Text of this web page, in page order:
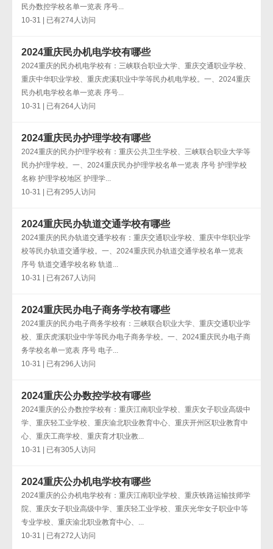
民办数控学校名单一览表 序号...
10-31 | 已有274人访问
2024重庆民办机电学校有哪些
2024重庆的民办机电学校有：三峡联合职业大学、重庆交通职业学校、
重庆中华职业学校、重庆虎溪职业中学等民办机电学校。一、2024重庆
民办机电学校名单一览表 序号...
10-31 | 已有264人访问
2024重庆民办护理学校有哪些
2024重庆的民办护理学校有：重庆公共卫生学校、三峡联合职业大学等
民办护理学校。一、2024重庆民办护理学校名单一览表 序号 护理学校
名称 护理学校地区 护理学...
10-31 | 已有295人访问
2024重庆民办轨道交通学校有哪些
2024重庆的民办轨道交通学校有：重庆交通职业学校、重庆中华职业学
校等民办轨道交通学校。一、2024重庆民办轨道交通学校名单一览表
序号 轨道交通学校名称 轨道...
10-31 | 已有267人访问
2024重庆民办电子商务学校有哪些
2024重庆的民办电子商务学校有：三峡联合职业大学、重庆交通职业学
校、重庆虎溪职业中学等民办电子商务学校。一、2024重庆民办电子商
务学校名单一览表 序号 电子...
10-31 | 已有296人访问
2024重庆公办数控学校有哪些
2024重庆的公办数控学校有：重庆江南职业学校、重庆女子职业高级中
学、重庆轻工业学校、重庆渝北职业教育中心、重庆开州区职业教育中
心、重庆工商学校、重庆育才职业教...
10-31 | 已有305人访问
2024重庆公办机电学校有哪些
2024重庆的公办机电学校有：重庆江南职业学校、重庆铁路运输技师学
院、重庆女子职业高级中学、重庆轻工业学校、重庆光华女子职业中等
专业学校、重庆渝北职业教育中心、...
10-31 | 已有272人访问